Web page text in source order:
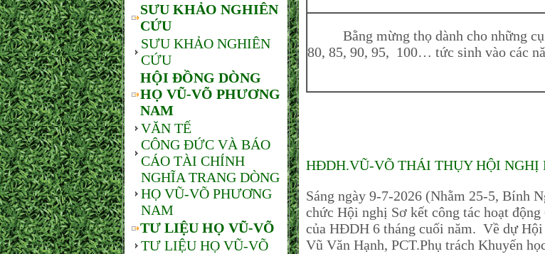
SƯU KHẢO NGHIÊN
CỨU
SƯU KHẢO NGHIÊN
CỨU
HỘI ĐỒNG DÒNG
HỌ VŨ-VÕ PHƯƠNG
NAM
VĂN TẾ
CÔNG ĐỨC VÀ BÁO
CÁO TÀI CHÍNH
NGHĨA TRANG DÒNG
HỌ VŨ-VÕ PHƯƠNG
NAM
TƯ LIỆU HỌ VŨ-VÕ
TƯ LIỆU HỌ VŨ-VÕ
Bằng mừng thọ dành cho những cụ
80, 85, 90, 95, 100… tức sinh vào các
HĐDH.VŨ-VÕ THÁI THỤY HỘI NGHỊ
Sáng ngày 9-7-2026 (Nhằm 25-5, Bính
chức Hội nghị Sơ kết công tác hoạt
của HĐDH 6 tháng cuối năm. Về dự
Vũ Văn Hạnh, PCT.Phụ trách Khuyến